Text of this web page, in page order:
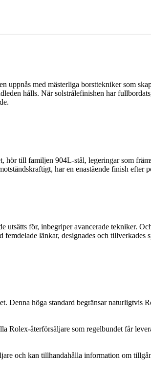
med mästerliga borsttekniker som
hålls. När solstrålefinishen har
hör till familjen 904L-stål, legeringar som
har en enastående finish efter
för, inbegriper avancerade tekniker.
länkar, designades och tillverkades
höga standard begränsar naturligtvis
återförsäljare som regelbundet får
och kan tillhandahålla information om